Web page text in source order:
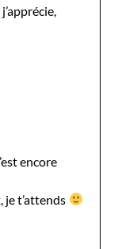
encore
je t’attends